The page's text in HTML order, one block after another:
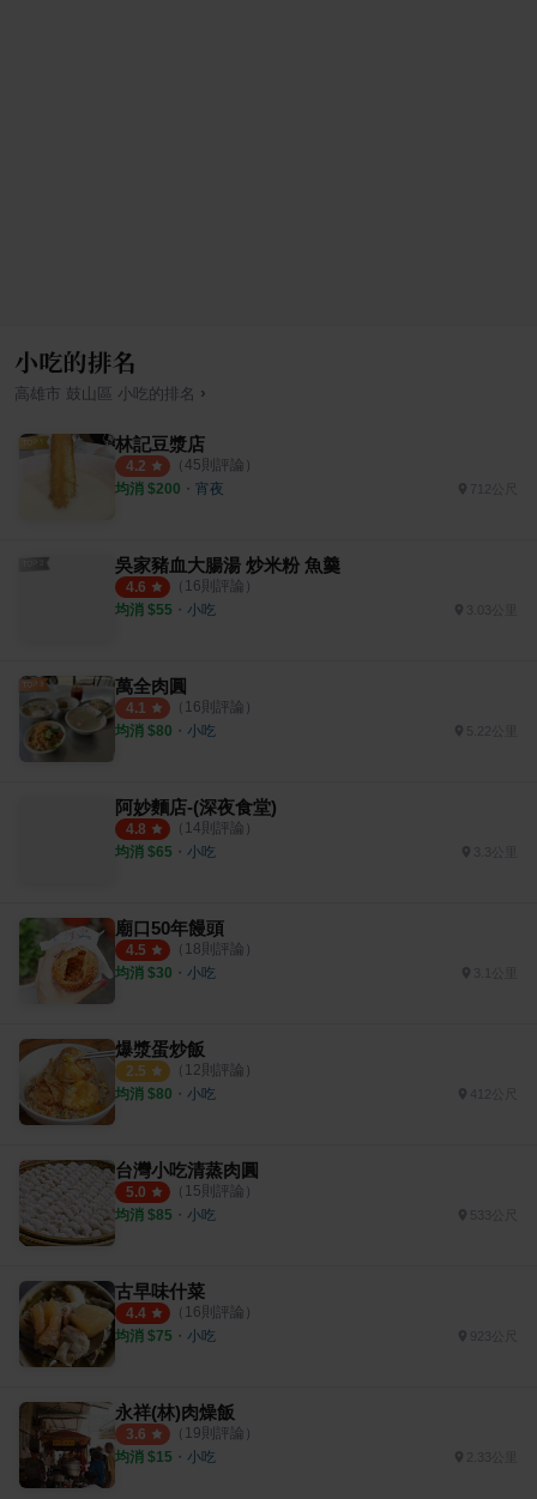
小吃的排名
高雄市 鼓山區 小吃 的排名 ›
林記豆漿店
4.2 （ 45則評論）
均消 $200 ・ 宵夜 712公尺
吳家豬血大腸湯 炒米粉 魚羹
4.6 （ 16則評論）
均消 $55 ・ 小吃 3.03公里
萬全肉圓
4.1 （ 16則評論）
均消 $80 ・ 小吃 5.22公里
阿妙麵店-(深夜食堂)
4.8 （ 14則評論）
均消 $65 ・ 小吃 3.3公里
廟口50年饅頭
4.5 （ 18則評論）
均消 $30 ・ 小吃 3.1公里
爆漿蛋炒飯
2.5 （ 12則評論）
均消 $80 ・ 小吃 412公尺
台灣小吃清蒸肉圓
5.0 （ 15則評論）
均消 $85 ・ 小吃 533公尺
古早味什菜
4.4 （ 16則評論）
均消 $75 ・ 小吃 923公尺
永祥(林)肉燥飯
3.6 （ 19則評論）
均消 $15 ・ 小吃 2.33公里